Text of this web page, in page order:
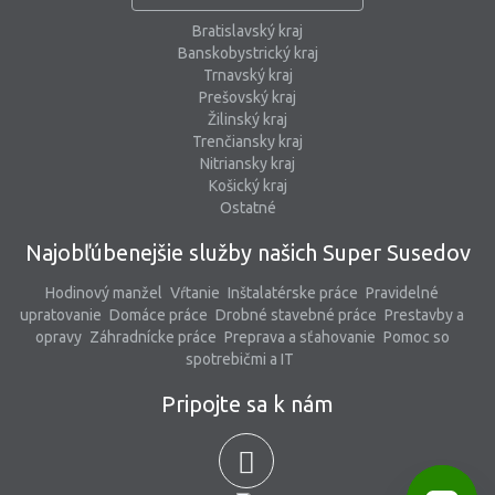
Bratislavský kraj
Banskobystrický kraj
Trnavský kraj
Prešovský kraj
Žilinský kraj
Trenčiansky kraj
Nitriansky kraj
Košický kraj
Ostatné
Najobľúbenejšie služby našich Super Susedov
Hodinový manžel Vŕtanie Inštalatérske práce Pravidelné
upratovanie Domáce práce Drobné stavebné práce Prestavby a
opravy Záhradnícke práce Preprava a sťahovanie Pomoc so
spotrebičmi a IT
Pripojte sa k nám